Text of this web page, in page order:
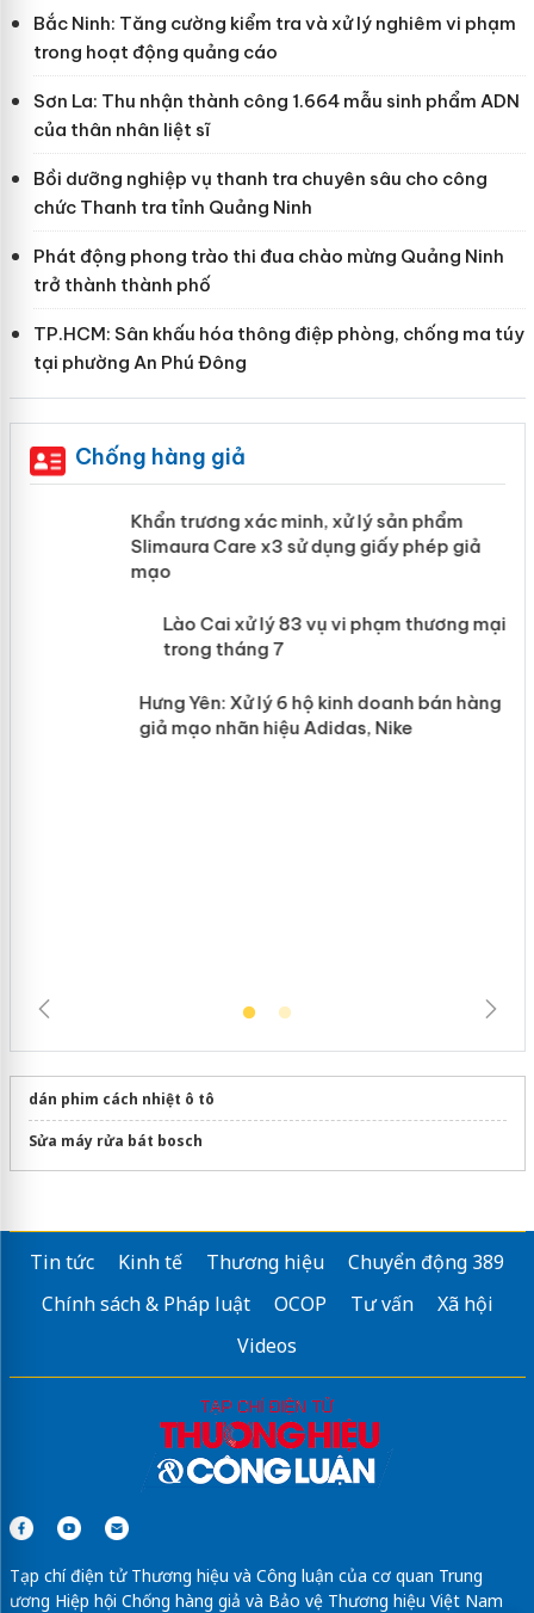
Bắc Ninh: Tăng cường kiểm tra và xử lý nghiêm vi phạm
trong hoạt động quảng cáo
Sơn La: Thu nhận thành công 1.664 mẫu sinh phẩm ADN
của thân nhân liệt sĩ
Bồi dưỡng nghiệp vụ thanh tra chuyên sâu cho công
chức Thanh tra tỉnh Quảng Ninh
Phát động phong trào thi đua chào mừng Quảng Ninh
trở thành thành phố
TP.HCM: Sân khấu hóa thông điệp phòng, chống ma túy
tại phường An Phú Đông
Chống hàng giả
Khẩn trương xác minh, xử lý sản phẩm
Slimaura Care x3 sử dụng giấy phép giả
mạo
Lào Cai xử lý 83 vụ vi phạm thương
mại trong tháng 7
dán phim cách nhiệt ô tô
Sửa máy rửa bát bosch
Tin tức Kinh tế Thương hiệu
Chuyển động 389
Chính sách & Pháp luật
OCOP Tư vấn
Xã hội
Videos
Tạp chí điện tử Thương hiệu và Công luận của cơ quan Trung
ương Hiệp hội Chống hàng giả và Bảo vệ Thương hiệu Việt Nam